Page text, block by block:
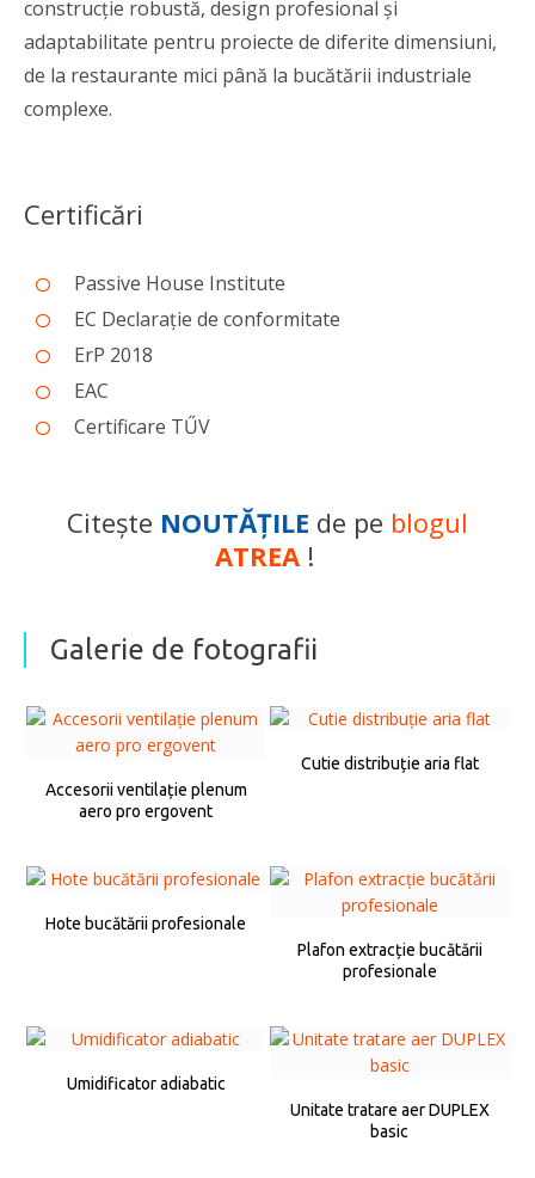
construcție robustă, design profesional și
adaptabilitate pentru proiecte de diferite dimensiuni,
de la restaurante mici până la bucătării industriale
complexe.
Certificări
Passive House Institute
EC Declarație de conformitate
ErP 2018
EAC
Certificare TŰV
Citește NOUTĂŢILE de pe blogul
ATREA!
Galerie de fotografii
Accesorii ventilație plenum
aero pro ergovent
Cutie distribuție aria flat
Hote bucătării profesionale
Plafon extracție bucătării
profesionale
Umidificator adiabatic
Unitate tratare aer DUPLEX
basic